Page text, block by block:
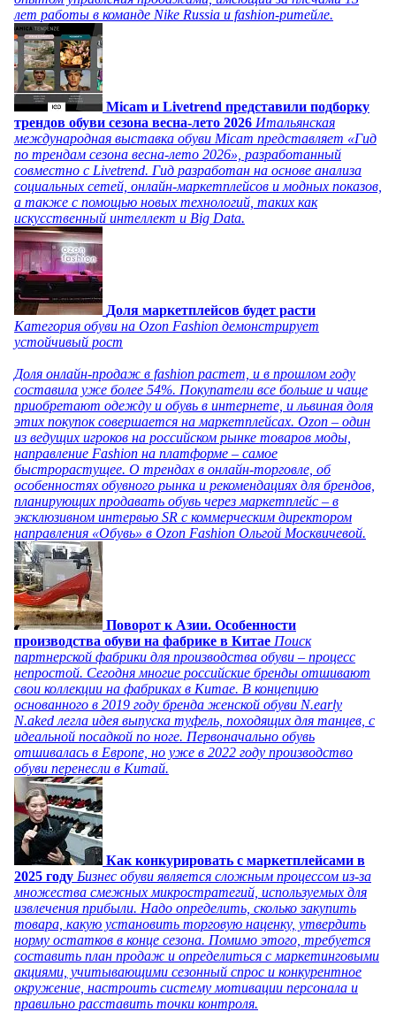
лет работы в команде Nike Russia и fashion-ритейле.
Micam и Livetrend представили подборку
трендов обуви сезона весна-лето 2026 Итальянская
международная выставка обуви Micam представляет «Гид
по трендам сезона весна-лето 2026», разработанный
совместно с Livetrend. Гид разработан на основе анализа
социальных сетей, онлайн-маркетплейсов и модных показов,
а также с помощью новых технологий, таких как
искусственный интеллект и Big Data.
Доля маркетплейсов будет расти
Категория обуви на Ozon Fashion демонстрирует
устойчивый рост
Доля онлайн-продаж в fashion растет, и в прошлом году
составила уже более 54%. Покупатели все больше и чаще
приобретают одежду и обувь в интернете, и львиная доля
этих покупок совершается на маркетплейсах. Ozon – один
из ведущих игроков на российском рынке товаров моды,
направление Fashion на платформе – самое
быстрорастущее. О трендах в онлайн-торговле, об
особенностях обувного рынка и рекомендациях для брендов,
планирующих продавать обувь через маркетплейс – в
эксклюзивном интервью SR с коммерческим директором
направления «Обувь» в Ozon Fashion Ольгой Москвичевой.
Поворот к Азии. Особенности
производства обуви на фабрике в Китае Поиск
партнерской фабрики для производства обуви – процесс
непростой. Сегодня многие российские бренды отшивают
свои коллекции на фабриках в Китае. В концепцию
основанного в 2019 году бренда женской обуви N.early
N.aked легла идея выпуска туфель, походящих для танцев, с
идеальной посадкой по ноге. Первоначально обувь
отшивалась в Европе, но уже в 2022 году производство
обуви перенесли в Китай.
Как конкурировать с маркетплейсами в
2025 году Бизнес обуви является сложным процессом из-за
множества смежных микростратегий, используемых для
извлечения прибыли. Надо определить, сколько закупить
товара, какую установить торговую наценку, утвердить
норму остатков в конце сезона. Помимо этого, требуется
составить план продаж и определиться с маркетинговыми
акциями, учитывающими сезонный спрос и конкурентное
окружение, настроить систему мотивации персонала и
правильно расставить точки контроля.